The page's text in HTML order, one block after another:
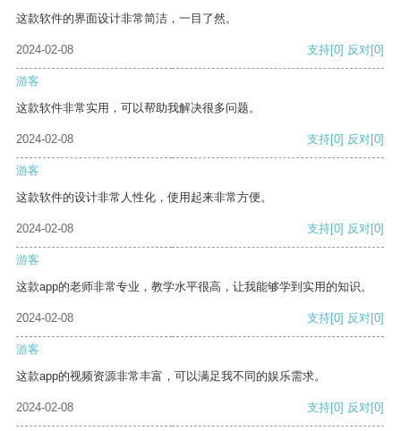
这款软件的界面设计非常简洁，一目了然。
2024-02-08 支持[0] 反对[0]
游客
这款软件非常实用，可以帮助我解决很多问题。
2024-02-08 支持[0] 反对[0]
游客
这款软件的设计非常人性化，使用起来非常方便。
2024-02-08 支持[0] 反对[0]
游客
这款app的老师非常专业，教学水平很高，让我能够学到实用的知识。
2024-02-08 支持[0] 反对[0]
游客
这款app的视频资源非常丰富，可以满足我不同的娱乐需求。
2024-02-08 支持[0] 反对[0]